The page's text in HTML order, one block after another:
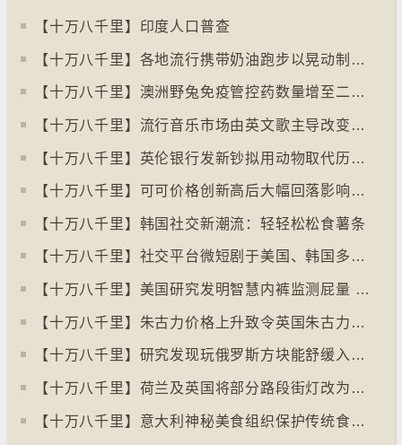
【十万八千里】印度人口普查
【十万八千里】各地流行携带奶油跑步以晃动制造新鲜牛油
【十万八千里】澳洲野兔免疫管控药数量增至二亿只
【十万八千里】流行音乐市场由英文歌主导改变为多国语言歌曲
【十万八千里】英伦银行发新钞拟用动物取代历史人物
【十万八千里】可可价格创新高后大幅回落影响农民生计
【十万八千里】韩国社交新潮流：轻轻松松食薯条
【十万八千里】社交平台微短剧于美国、韩国多地掀热潮
【十万八千里】美国研究发明智慧内裤监测屁量 以助改善消化系统
【十万八千里】朱古力价格上升致令英国朱古力盗窃案高升
【十万八千里】研究发现玩俄罗斯方块能舒缓入侵性创伤后遗症
【十万八千里】荷兰及英国将部分路段街灯改为红色
【十万八千里】意大利神秘美食组织保护传统食物、烹饪方法和菜肴